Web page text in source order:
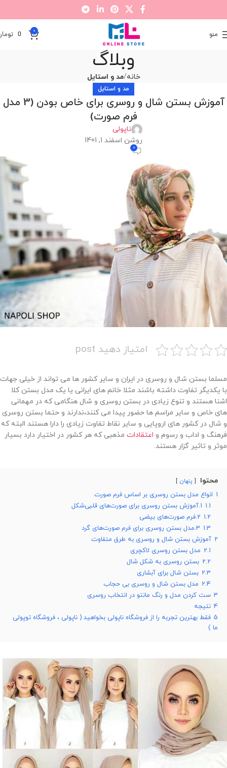
منو 0
0
وبلاگ
خانه مد و استایل
مد و استایل
آموزش بستن شال و روسری برای خاص بودن (3 مدل
فرم صورت)
ناپولی
روشن اسفند 1, 1401
0
امتیاز دهید post
مسلما بستن شال و روسری در ایران و سایر کشور ها می تواند از خیلی جهات
با یکدیگر تفاوت داشته باشند مثلا خانم های ایرانی یا یک مدل بستن کلا
اشنا هستند و تنوع زیادی در بستن روسری و شال هنگامی که در مهمانی
های خاص و سایر مراسم ها حضور پیدا می کنند،ندارند و حتما بستن روسری
و شال در کشور های اروپایی و سایر نقاط تفاوت زیادی را دارا هستند البته که
فرهنگ و اداب و رسوم و اعتقادات مذهبی که هر کشور در اختیار دارد بسیار
موثر و تاثیر گزار هستند.
محتوا پنهان
1 انواع مدل بستن روسری بر اساس فرم صورت
1.1 1.آموزش بستن روسری برای صورت‌های قلبی‌شکل
1.2 2.فرم صورت‌های بیضی
1.3 3.مدل بستن روسری برای فرم صورت‌های گرد
2 آموزش بستن شال و روسری به طرق متفاوت
2.1 مدل بستن روسری لاکچری
2.2 بستن روسری به شکل شال
2.3 بستن شال برای آبشاری
2.4 مدل بستن شال و روسری بی حجاب
3 ست کردن مدل و رنگ مانتو در انتخاب روسری
4 نتیجه
5 فقط بهترین تجربه را از فروشگاه ناپولی بخواهید ( ناپولی ، فروشگاه توپولی
ما )